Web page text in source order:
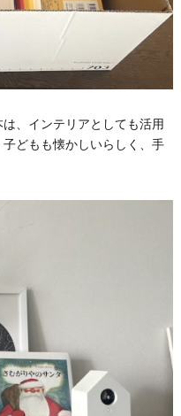
、インテリアとしても活用
どもも懐かしいらしく、手